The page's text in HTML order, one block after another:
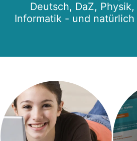
Deutsch, DaZ,
Informatik - und